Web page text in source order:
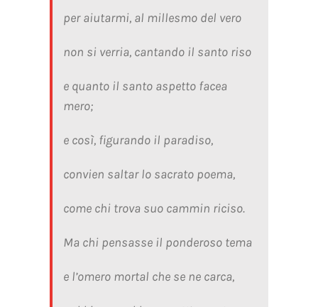
per aiutarmi, al millesmo del vero
non si verria, cantando il santo riso
e quanto il santo aspetto facea
mero;
e così, figurando il paradiso,
convien saltar lo sacrato poema,
come chi trova suo cammin riciso.
Ma chi pensasse il ponderoso tema
e l’omero mortal che se ne carca,